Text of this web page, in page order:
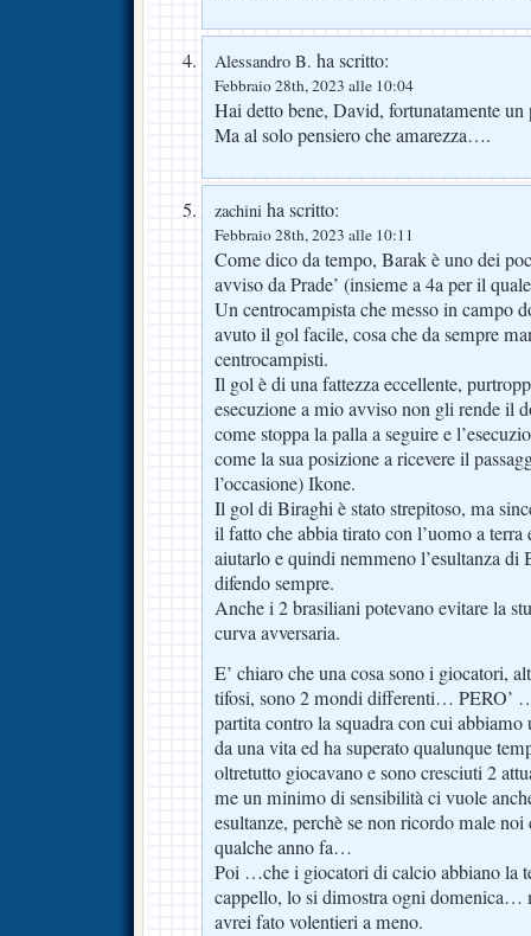
Alessandro B. ha scritto:
Febbraio 28th, 2023 alle 10:04
Hai detto bene, David, fortunatamente un
Ma al solo pensiero che amarezza….
zachini ha scritto:
Febbraio 28th, 2023 alle 10:11
Come dico da tempo, Barak è uno dei
avviso da Prade’ (insieme a 4a per il
Un centrocampista che messo in campo
avuto il gol facile, cosa che da sempre
centrocampisti.
Il gol è di una fattezza eccellente,
esecuzione a mio avviso non gli rende il
come stoppa la palla a seguire e
come la sua posizione a ricevere il
l’occasione) Ikone.
Il gol di Biraghi è stato strepitoso, ma
il fatto che abbia tirato con l’uomo a terra
aiutarlo e quindi nemmeno l’esultanza di
difendo sempre.
Anche i 2 brasiliani potevano evitare la
curva avversaria.
E’ chiaro che una cosa sono i giocatori,
tifosi, sono 2 mondi differenti… PERO’
partita contro la squadra con cui
da una vita ed ha superato qualunque
oltretutto giocavano e sono cresciuti 2
me un minimo di sensibilità ci vuole
esultanze, perchè se non ricordo male
qualche anno fa…
Poi …che i giocatori di calcio abbiano la
cappello, lo si dimostra ogni domenica…
avrei fato volentieri a meno.